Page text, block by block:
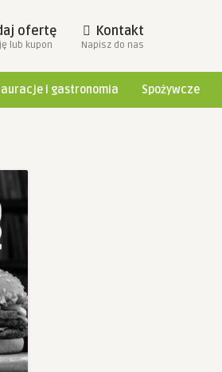
ofertę
lub kupon
Kontakt
Napisz do nas
i gastronomia Spożywcze